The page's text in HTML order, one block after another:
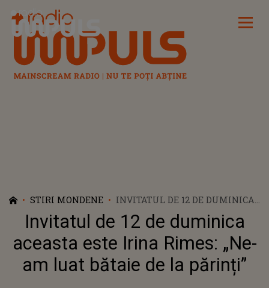
Radio Impuls
STIRI MONDENE
INVITATUL DE 12 DE DUMINICA
ACEASTA ESTE IRINA RIMES:
„NE-AM LUAT BĂTAIE DE LA
PĂRINȚI”
Invitatul de 12 de duminica
aceasta este Irina Rimes: „Ne-
am luat bătaie de la părinți”